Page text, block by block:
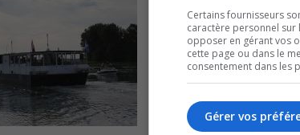
Certains fournisseurs
caractère personnel sur
opposer en gérant vos
cette page ou dans le
consentement dans les
Gérer vos